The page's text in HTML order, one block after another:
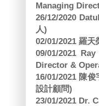
Managing
26/12/2020
人)
02/01/2021 羅
09/01/2021
Director &
16/01/2021 陳
設計顧問)
23/01/2021 Dr.